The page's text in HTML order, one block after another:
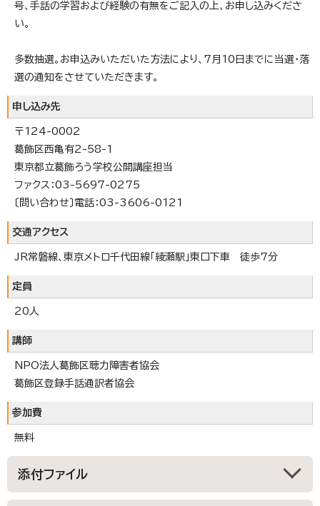
号、手話の学習および経験の有無をご記入の上、お申し込みくださ
い。
多数抽選。お申込みいただいた方法により、7月10日までに当選・落
選の通知をさせていただきます。
申し込み先
〒124-0002
葛飾区西亀有2-58-1
東京都立葛飾ろう学校公開講座担当
ファクス：03-5697-0275
〔問い合わせ〕電話：03-3606-0121
交通アクセス
JR常磐線、東京メトロ千代田線「綾瀬駅」東口下車 徒歩7分
定員
20人
講師
NPO法人葛飾区聴力障害者協会
葛飾区登録手話通訳者協会
参加費
無料
添付ファイル